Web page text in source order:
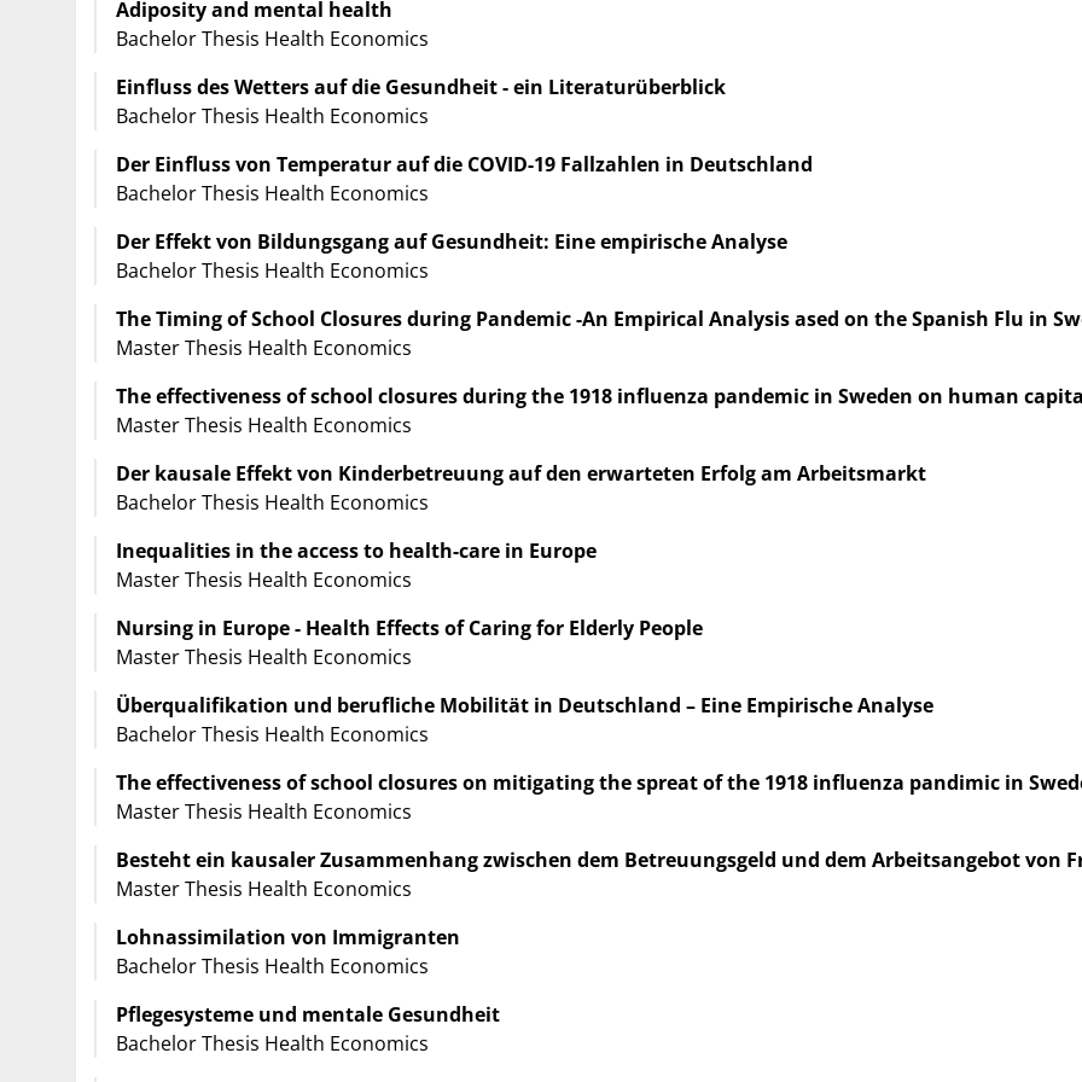
Adiposity and mental health
Bachelor Thesis Health Economics
Einfluss des Wetters auf die Gesundheit - ein Literaturüberblick
Bachelor Thesis Health Economics
Der Einfluss von Temperatur auf die COVID-19 Fallzahlen in Deutschland
Bachelor Thesis Health Economics
Der Effekt von Bildungsgang auf Gesundheit: Eine empirische Analyse
Bachelor Thesis Health Economics
The Timing of School Closures during Pandemic -An Empirical Analysis ased on the Spanish Flu in
Master Thesis Health Economics
The effectiveness of school closures during the 1918 influenza pandemic in Sweden on human
Master Thesis Health Economics
Der kausale Effekt von Kinderbetreuung auf den erwarteten Erfolg am Arbeitsmarkt
Bachelor Thesis Health Economics
Inequalities in the access to health-care in Europe
Master Thesis Health Economics
Nursing in Europe - Health Effects of Caring for Elderly People
Master Thesis Health Economics
Überqualifikation und berufliche Mobilität in Deutschland – Eine Empirische Analyse
Bachelor Thesis Health Economics
The effectiveness of school closures on mitigating the spreat of the 1918 influenza pandimic in
Master Thesis Health Economics
Besteht ein kausaler Zusammenhang zwischen dem Betreuungsgeld und dem Arbeitsangebot von
Master Thesis Health Economics
Lohnassimilation von Immigranten
Bachelor Thesis Health Economics
Pflegesysteme und mentale Gesundheit
Bachelor Thesis Health Economics